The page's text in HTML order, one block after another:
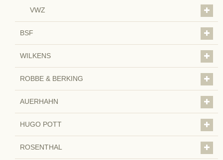
VWZ
BSF
WILKENS
ROBBE & BERKING
AUERHAHN
HUGO POTT
ROSENTHAL